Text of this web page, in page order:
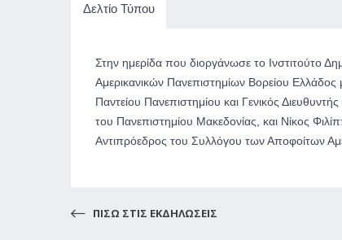
Δελτίο Τύπου
Στην ημερίδα που διοργάνωσε το Ινστιτούτο
Αμερικανικών Πανεπιστημίων Βορείου
Παντείου Πανεπιστημίου και Γενικός
του Πανεπιστημίου Μακεδονίας, και Νίκος
Αντιπρόεδρος του Συλλόγου των Αποφοίτων
ΠΙΣΩ ΣΤΙΣ ΕΚΔΗΛΩΣΕΙΣ